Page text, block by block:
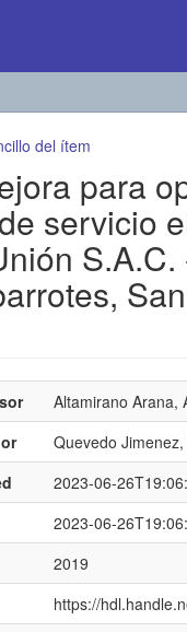
del ítem
para
servicio
S.A.C.
Altamirano Arana,
Quevedo
2023-06-
2023-06-
2019
https://